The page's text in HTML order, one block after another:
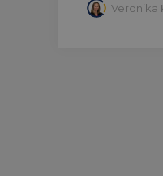
Veronika